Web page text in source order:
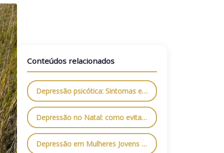
Conteúdos relacionados
Depressão psicótica: Sintomas e tratamentos
Depressão no Natal: como evitar o sentimento de tristeza?
Depressão em Mulheres Jovens no Brasil: Um Olhar Profundo para o Setembro Amarelo